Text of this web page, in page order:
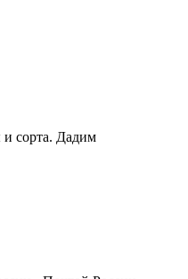
и сорта. Дадим